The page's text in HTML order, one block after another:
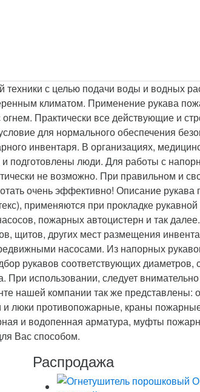
с целью подачи воды и водных
климатом. Применение рукава
Практически все действующие и
для нормального обеспечения
инвентаря. В организациях,
люди. Для работы с
не возможно. При правильном и
очень эффективно! Описание
применяются при прокладке
пожарных автоцистерн и так
щитов, других мест размещения
насосами. Из напорных
рукавов соответствующих
При использовании, следует
нашей компании так же представлены:
противопожарные, краны
и водопенная арматура, муфты
Вас способом.
Распродажа